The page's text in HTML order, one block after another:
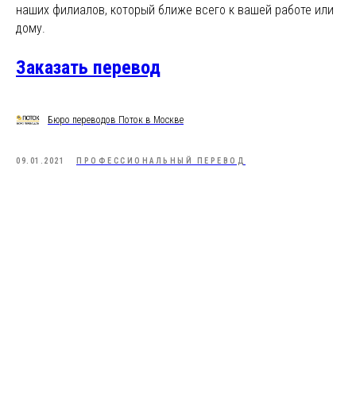
наших филиалов, который ближе всего к вашей работе или
дому.
Заказать перевод
Бюро переводов Поток в Москве
09.01.2021 ПРОФЕССИОНАЛЬНЫЙ ПЕРЕВОД